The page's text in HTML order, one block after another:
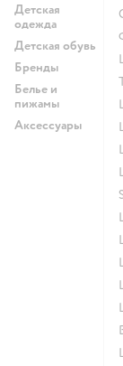
Детская
одежда
Детская обувь
Бренды
Белье и
пижамы
Аксессуары